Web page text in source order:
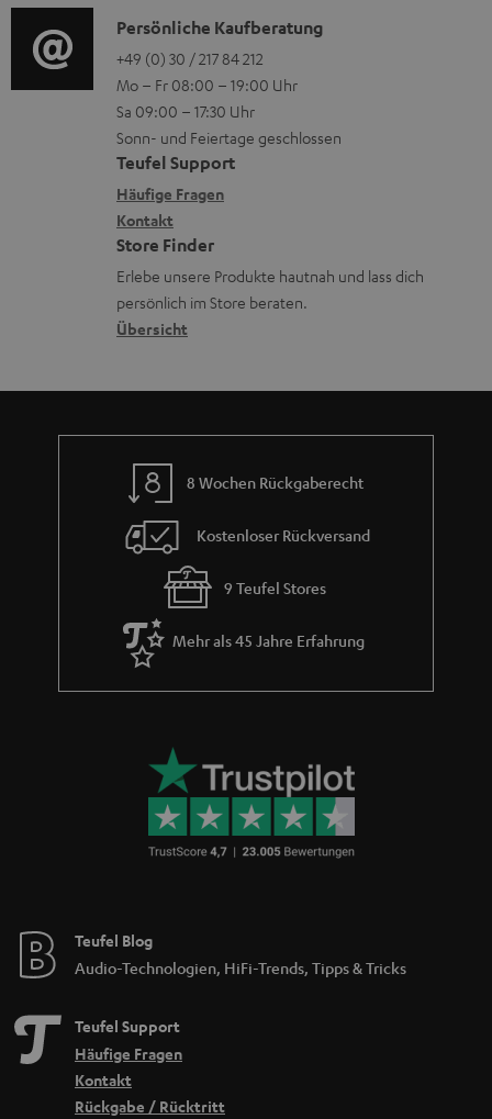
l
a
d
e
n
e
n
z
u
r
G
a
r
a
n
i
e
g
e
r
ä
t
e
R
ü
c
k
a
h
m
i
o
-
L
e
x
i
k
o
n
K
o
n
t
a
k
t
d
a
t
n
Persönliche Kaufberatung
+49 (0) 30 / 217 84 212
Mo – Fr 08:00 – 19:00 Uhr
Sa 09:00 – 17:30 Uhr
Sonn- und Feiertage geschlossen
Teufel Support
Häufige Fragen
Kontakt
Store Finder
Erlebe unsere Produkte hautnah und lass dich
persönlich im Store beraten.
Übersicht
8 Wochen Rückgaberecht
Kostenloser Rückversand
9 Teufel Stores
Mehr als 45 Jahre Erfahrung
Teufel Blog
Audio-Technologien, HiFi-Trends, Tipps & Tricks
Teufel Support
Häufige Fragen
Kontakt
Rückgabe / Rücktritt